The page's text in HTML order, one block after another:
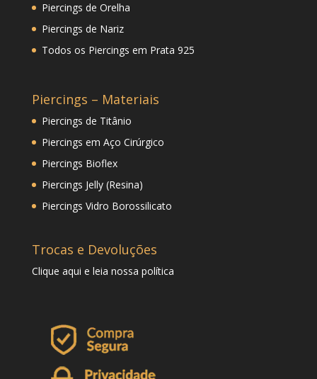
Piercings de Orelha
Piercings de Nariz
Todos os Piercings em Prata 925
Piercings – Materiais
Piercings de Titânio
Piercings em Aço Cirúrgico
Piercings Bioflex
Piercings Jelly (Resina)
Piercings Vidro Borossilicato
Trocas e Devoluções
Clique aqui e leia nossa política